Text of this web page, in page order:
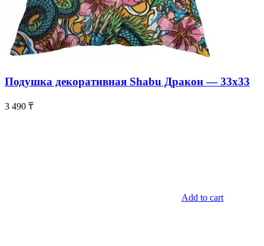
Подушка декоративная Shabu Дракон — 33х33
3 490 ₸
Add to cart